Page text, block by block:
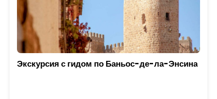
Экскурсия с гидом по Баньос-де-ла-Энсина